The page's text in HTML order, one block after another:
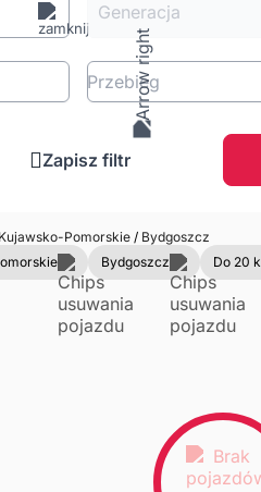
Generacja
Przebieg
Zapisz filtr
Pomorskie/Bydgoszcz
Bydgoszcz Do 20